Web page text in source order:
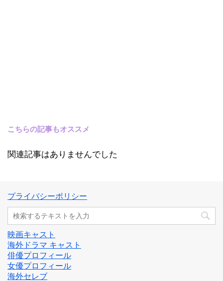
こちらの記事もオススメ
関連記事はありませんでした
プライバシーポリシー
映画キャスト
海外ドラマ キャスト
俳優プロフィール
女優プロフィール
海外セレブ